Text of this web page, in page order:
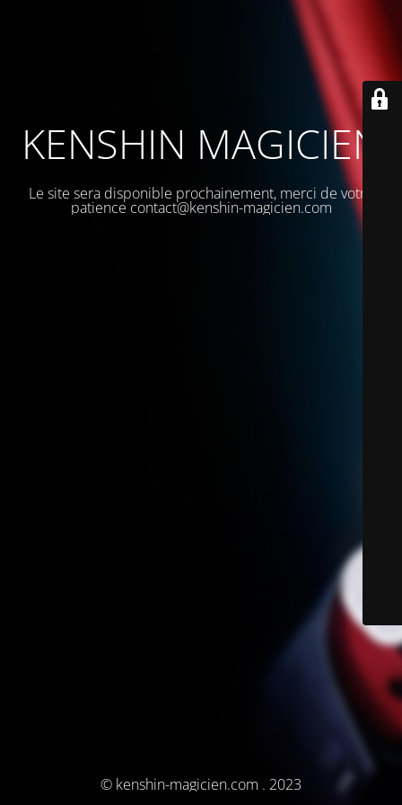
KENSHIN MAGICIEN
Le site sera disponible prochainement, merci de votre
patience contact@kenshin-magicien.com
© kenshin-magicien.com . 2023